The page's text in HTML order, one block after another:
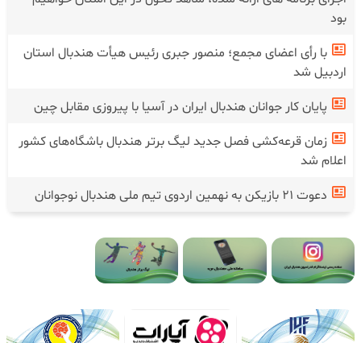
بود
با رأی اعضای مجمع؛ منصور جبری رئیس هیأت هندبال استان
اردبیل شد
پایان کار جوانان هندبال ایران در آسیا با پیروزی مقابل چین
زمان قرعه‌کشی فصل جدید لیگ برتر هندبال باشگاه‌های کشور
اعلام شد
دعوت ۲۱ بازیکن به نهمین اردوی تیم ملی هندبال نوجوانان